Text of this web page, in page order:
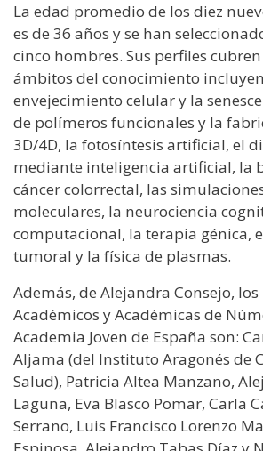
La edad promedio de los diez
es de 36 años y se han
cinco hombres. Sus perfiles
ámbitos del conocimiento
envejecimiento celular y la
de polímeros funcionales y la
3D/4D, la fotosíntesis artificial, el
mediante inteligencia artificial, la
cáncer colorrectal, las
moleculares, la neurociencia
computacional, la terapia génica,
tumoral y la física de plasmas.
Además, de Alejandra Consejo, los
Académicos y Académicas de
Academia Joven de España son:
Aljama (del Instituto Aragonés de
Salud), Patricia Altea Manzano,
Laguna, Eva Blasco Pomar, Carla
Serrano, Luis Francisco Lorenzo